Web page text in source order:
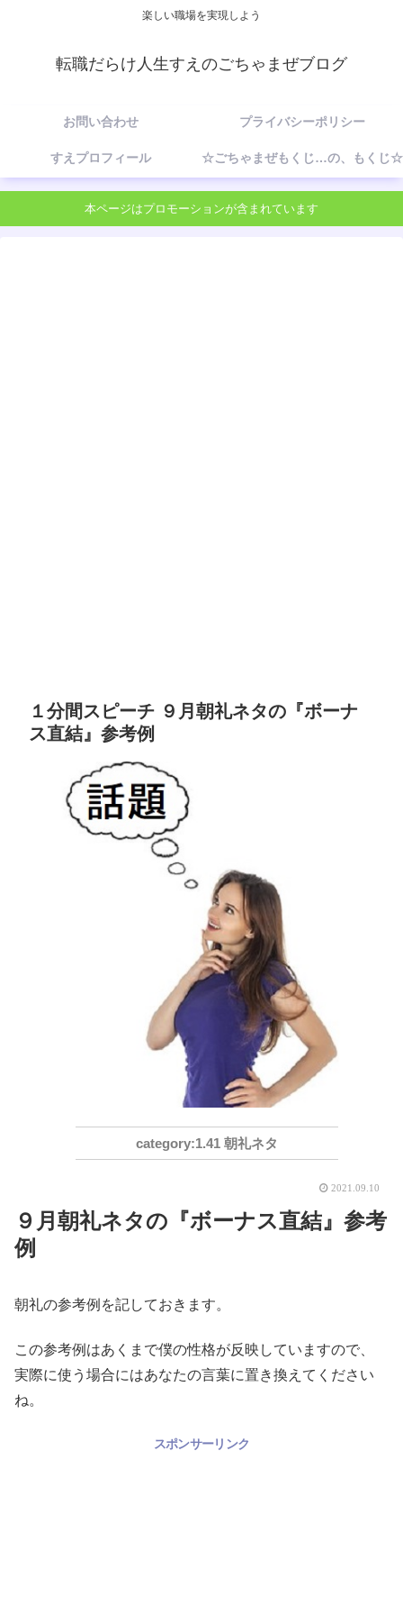
楽しい職場を実現しよう
転職だらけ人生すえのごちゃまぜブログ
お問い合わせ プライバシーポリシー
すえプロフィール ☆ごちゃまぜもくじ…の、もくじ☆
本ページはプロモーションが含まれています
１分間スピーチ ９月朝礼ネタの『ボーナ
ス直結』参考例
1.41 朝礼ネタ
2021.09.10
９月朝礼ネタの『ボーナス直結』参考
例
朝礼の参考例を記しておきます。
この参考例はあくまで僕の性格が反映していますので、
実際に使う場合にはあなたの言葉に置き換えてください
ね。
スポンサーリンク